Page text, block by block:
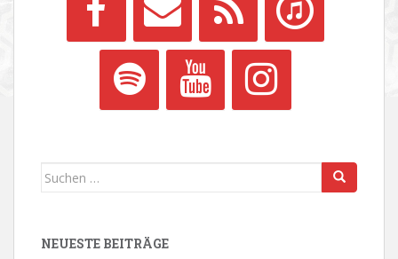
Suchen
NEUESTE BEITRÄGE